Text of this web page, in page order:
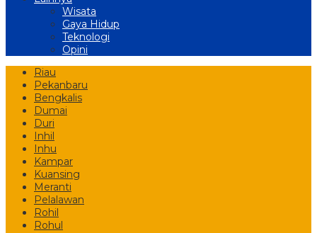
Wisata
Gaya Hidup
Teknologi
Opini
Riau
Pekanbaru
Bengkalis
Dumai
Duri
Inhil
Inhu
Kampar
Kuansing
Meranti
Pelalawan
Rohil
Rohul